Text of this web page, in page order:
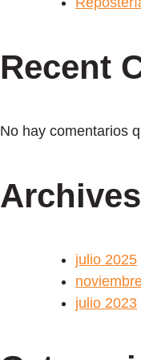
Recent
No hay comentarios
Archives
julio 2025
julio 2023